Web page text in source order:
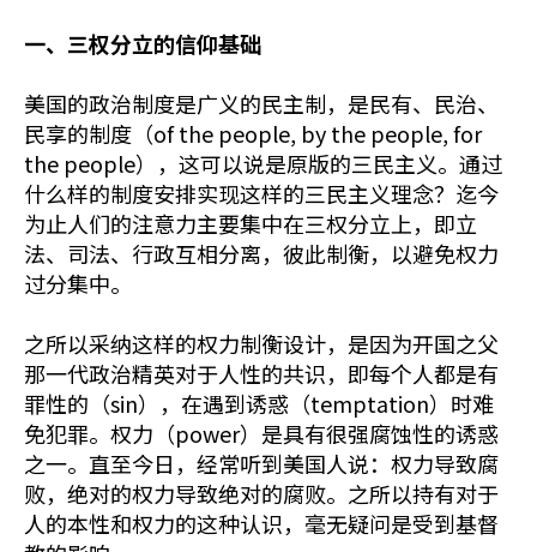
一、三权分立的信仰基础
美国的政治制度是广义的民主制，是民有、民治、
民享的制度（of the people, by the people, for
the people），这可以说是原版的三民主义。通过
什么样的制度安排实现这样的三民主义理念？迄今
为止人们的注意力主要集中在三权分立上，即立
法、司法、行政互相分离，彼此制衡，以避免权力
过分集中。
之所以采纳这样的权力制衡设计，是因为开国之父
那一代政治精英对于人性的共识，即每个人都是有
罪性的（sin），在遇到诱惑（temptation）时难
免犯罪。权力（power）是具有很强腐蚀性的诱惑
之一。直至今日，经常听到美国人说：权力导致腐
败，绝对的权力导致绝对的腐败。之所以持有对于
人的本性和权力的这种认识，毫无疑问是受到基督